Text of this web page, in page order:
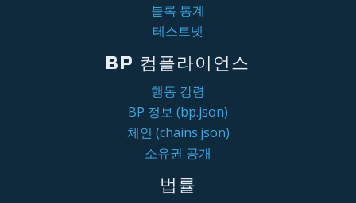
블록 통계
테스트넷
BP 컴플라이언스
행동 강령
BP 정보 (bp.json)
체인 (chains.json)
소유권 공개
법률